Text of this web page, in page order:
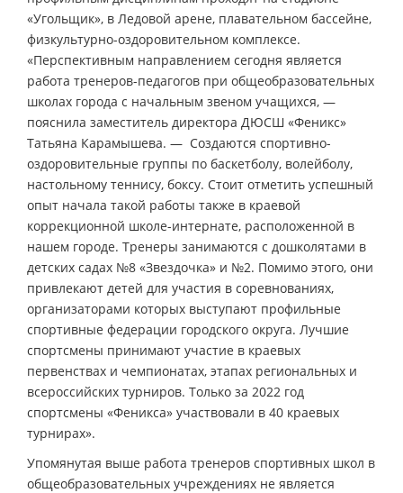
«Угольщик», в Ледовой арене, плавательном бассейне,
физкультурно-оздоровительном комплексе.
«Перспективным направлением сегодня является
работа тренеров-педагогов при общеобразовательных
школах города с начальным звеном учащихся, —
пояснила заместитель директора ДЮСШ «Феникс»
Татьяна Карамышева. — Создаются спортивно-
оздоровительные группы по баскетболу, волейболу,
настольному теннису, боксу. Стоит отметить успешный
опыт начала такой работы также в краевой
коррекционной школе-интернате, расположенной в
нашем городе. Тренеры занимаются с дошколятами в
детских садах №8 «Звездочка» и №2. Помимо этого, они
привлекают детей для участия в соревнованиях,
организаторами которых выступают профильные
спортивные федерации городского округа. Лучшие
спортсмены принимают участие в краевых
первенствах и чемпионатах, этапах региональных и
всероссийских турниров. Только за 2022 год
спортсмены «Феникса» участвовали в 40 краевых
турнирах».
Упомянутая выше работа тренеров спортивных школ в
общеобразовательных учреждениях не является